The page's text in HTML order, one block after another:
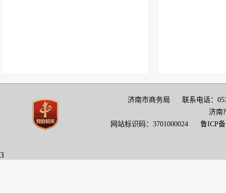
济南市商务局 联系电话：
济
网站标识码：3701000024 鲁ICP
3